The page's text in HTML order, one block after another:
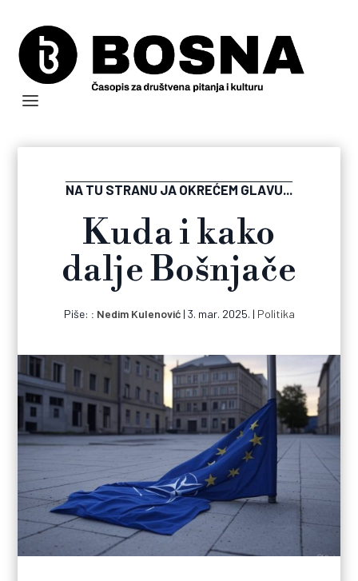
NA TU STRANU JA OKREĆEM GLAVU...
Kuda i kako
dalje Bošnjače
Piše: Nedim Kulenović| 3. mar. 2025. | Politika